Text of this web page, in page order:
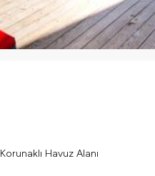
Korunaklı Havuz Alanı